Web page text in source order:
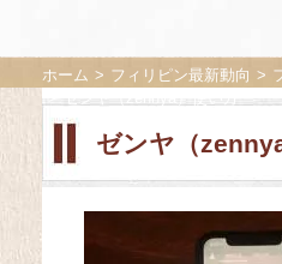
ホーム フィリピン最新動向
ゼンヤ（zennya）使い方
ゼンヤ（